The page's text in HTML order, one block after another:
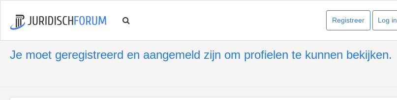
Log in
Registreer
Je moet geregistreerd en aangemeld zijn om profielen te kunnen bekijken.